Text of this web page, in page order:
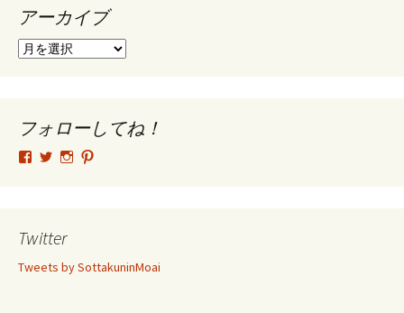
アーカイブ
ア
ブ
フォローしてね！
tsutomu.hattori.33
フ
ー
SottakuninMoai
フ
ー
tsutomu.hattori.33
ー ー
Twitter
Tweets by SottakuninMoai